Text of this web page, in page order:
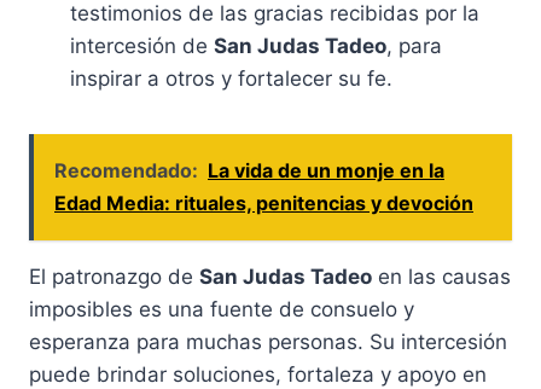
testimonios de las gracias recibidas por la
intercesión de San Judas Tadeo, para
inspirar a otros y fortalecer su fe.
Recomendado: La vida de un monje en la
Edad Media: rituales, penitencias y devoción
El patronazgo de San Judas Tadeo en las causas
imposibles es una fuente de consuelo y
esperanza para muchas personas. Su intercesión
puede brindar soluciones, fortaleza y apoyo en